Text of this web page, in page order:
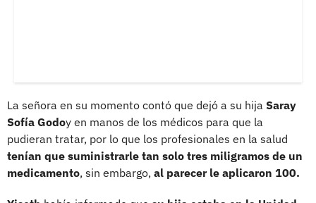
La señora en su momento contó que dejó a su hija Saray
Sofía Godoy en manos de los médicos para que la
pudieran tratar, por lo que los profesionales en la salud
tenían que suministrarle tan solo tres miligramos de un
medicamento, sin embargo, al parecer le aplicaron 100.